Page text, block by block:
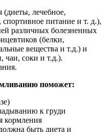
лечебное,
питание и т. д.),
различных болезненных
(белки,
вещества и т.д.) и
чаи, соки и т.д.).
поможет:
к груди
кормления
быть диета и